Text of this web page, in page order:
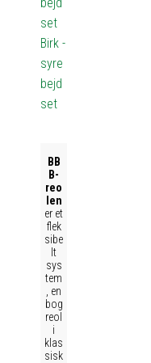
set
Birk -
syre
bejd
set
BB
B-
reo
len
er et
flek
sibe
lt
sys
tem
, en
bog
reol
i
klas
sisk